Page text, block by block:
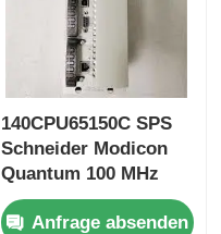
140CPU65150C SPS
Schneider Modicon
Quantum 100 MHz
Anfrage absenden